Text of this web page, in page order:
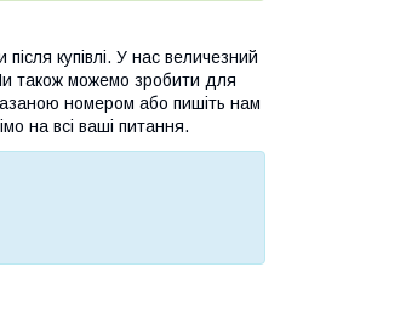
купівлі. У нас величезний
також можемо зробити для
номером або пишіть нам
на всі ваші питання.